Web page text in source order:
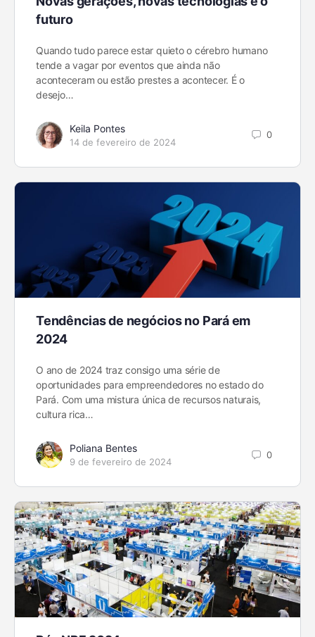
futuro
Quando tudo parece estar quieto o cérebro humano
tende a vagar por eventos que ainda não
aconteceram ou estão prestes a acontecer. É o
desejo…
Keila Pontes
14 de fevereiro de 2024
0
Tendências de negócios no Pará em
2024
O ano de 2024 traz consigo uma série de
oportunidades para empreendedores no estado do
Pará. Com uma mistura única de recursos naturais,
cultura rica…
Poliana Bentes
9 de fevereiro de 2024
0